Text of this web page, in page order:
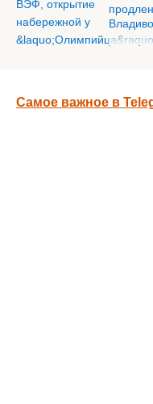
Самое важное в